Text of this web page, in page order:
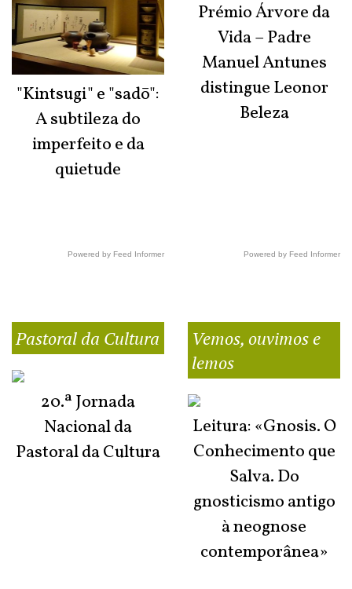
"Kintsugi" e "sadō":
A subtileza do
imperfeito e da
quietude
Powered by Feed Informer
Prémio Árvore da
Vida – Padre
Manuel Antunes
distingue Leonor
Beleza
Powered by Feed Informer
Pastoral da Cultura
20.ª Jornada
Nacional da
Pastoral da Cultura
Vemos, ouvimos e
lemos
Leitura: «Gnosis. O
Conhecimento que
Salva. Do
gnosticismo antigo
à neognose
contemporânea»